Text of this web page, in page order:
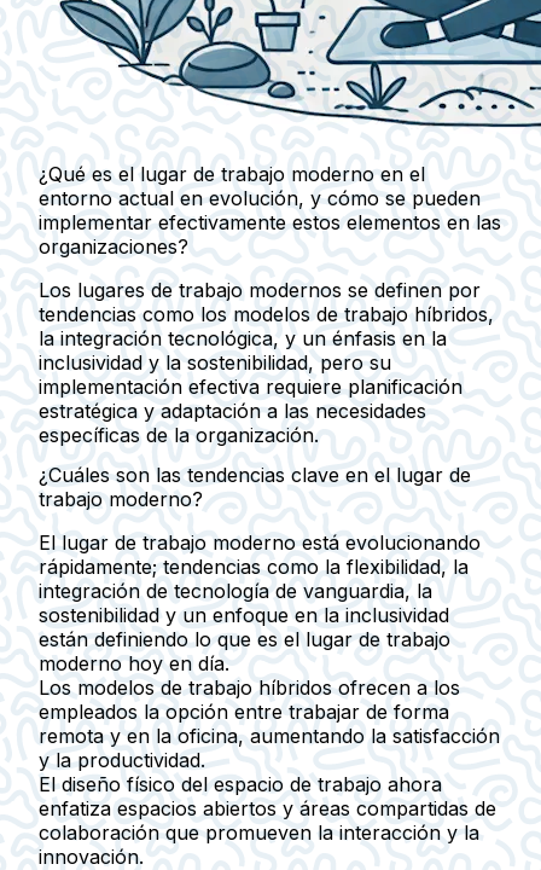
¿Qué es el lugar de trabajo moderno en el
entorno actual en evolución, y cómo se pueden
implementar efectivamente estos elementos en las
organizaciones?
Los lugares de trabajo modernos se definen por
tendencias como los modelos de trabajo híbridos,
la integración tecnológica, y un énfasis en la
inclusividad y la sostenibilidad, pero su
implementación efectiva requiere planificación
estratégica y adaptación a las necesidades
específicas de la organización.
¿Cuáles son las tendencias clave en el lugar de
trabajo moderno?
El lugar de trabajo moderno está evolucionando
rápidamente; tendencias como la flexibilidad, la
integración de tecnología de vanguardia, la
sostenibilidad y un enfoque en la inclusividad
están definiendo lo que es el lugar de trabajo
moderno hoy en día.
Los modelos de trabajo híbridos ofrecen a los
empleados la opción entre trabajar de forma
remota y en la oficina, aumentando la satisfacción
y la productividad.
El diseño físico del espacio de trabajo ahora
enfatiza espacios abiertos y áreas compartidas de
colaboración que promueven la interacción y la
innovación.